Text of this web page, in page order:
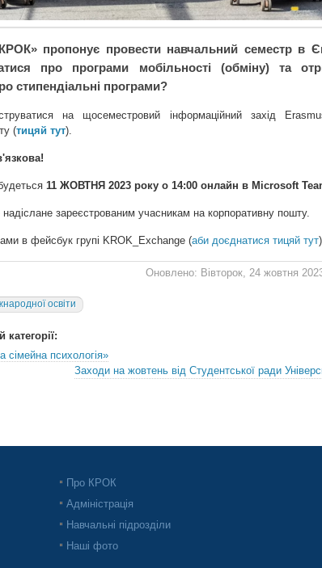
пропонує провести навчальний семестр в
про програми мобільності (обміну) та
стипендіальні програми?
на щосеместровий інформаційний захід
(тицяй тут).
11 ЖОВТНЯ 2023 року о 14:00 онлайн в Microsoft
зареєстрованим учасникам на корпоративну пошту.
в фейсбук групі KROK_Exchange (аби доєднатися тицяй тут
Оновлено: Вівторок, 24 жовтня
освіти
категорії:
сімейна психологія»
Заходи на жовтень від Студентської ради
Про КРОК
Адміністрація
Навчальні підрозділи
Наші фото